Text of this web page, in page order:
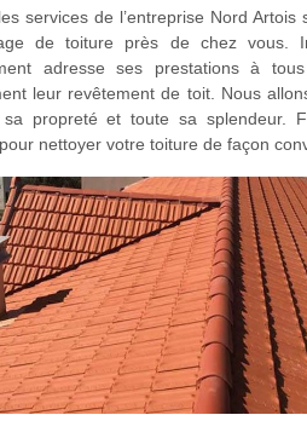
services de l’entreprise Nord
de toiture près de chez vous.
adresse ses prestations à
leur revêtement de toit. Nous
sa propreté et toute sa splendeur.
nettoyer votre toiture de façon